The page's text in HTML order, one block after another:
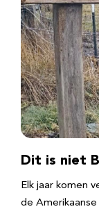
Dit is niet
Elk jaar komen
de